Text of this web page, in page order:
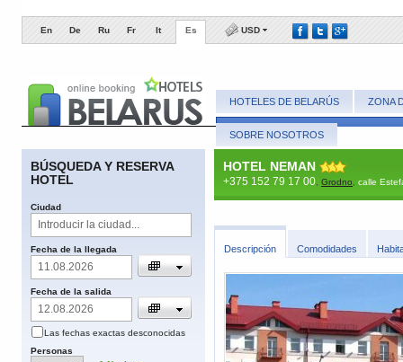
En De Ru Fr It Es USD
HOTELES DE BELARÚS ZONA
SOBRE NOSOTROS
BÚSQUEDA Y RESERVA
HOTEL
​Ciudad
​Fecha de la llegada
Fecha de la salida
Las fechas exactas desconocidas
​Personas
HOTEL NEMAN
+375 152 79 17 00 Grodno calle
​Descripción ​Comodidades